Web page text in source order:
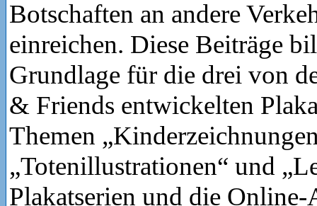
Botschaften an andere
einreichen. Diese Beiträge
Grundlage für die drei von
& Friends entwickelten
Themen
„Totenillustrationen“ und
Plakatserien und die